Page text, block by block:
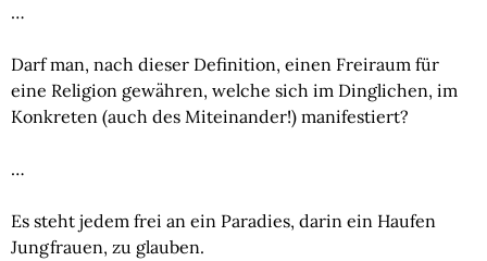
…
Darf man, nach dieser Definition, einen Freiraum für
eine Religion gewähren, welche sich im Dinglichen, im
Konkreten (auch des Miteinander!) manifestiert?
…
Es steht jedem frei an ein Paradies, darin ein Haufen
Jungfrauen, zu glauben.